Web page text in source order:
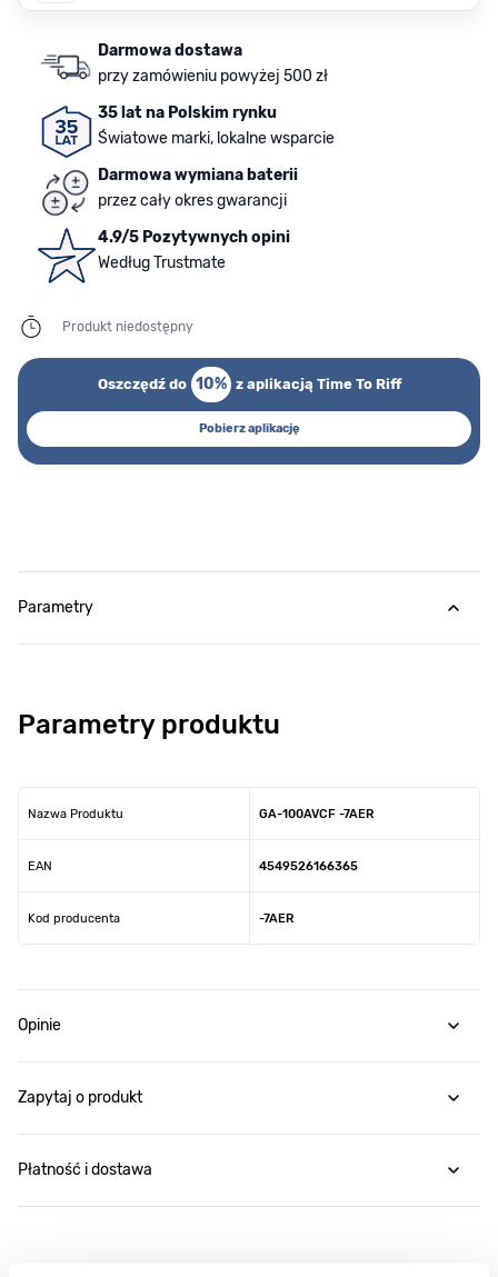
Darmowa dostawa
przy zamówieniu powyżej 500 zł
35 lat na Polskim rynku
Światowe marki, lokalne wsparcie
Darmowa wymiana baterii
przez cały okres gwarancji
4.9/5 Pozytywnych opini
Według Trustmate
Produkt niedostępny
Oszczędź do 10% z aplikacją Time To Riff
Pobierz aplikację
Parametry
Parametry produktu
Nazwa Produktu GA-100AVCF -7AER
EAN 4549526166365
Kod producenta -7AER
Opinie
Zapytaj o produkt
Płatność i dostawa